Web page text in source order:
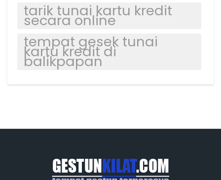
tarik tunai kartu kredit
secara online
tempat gesek tunai
kartu kredit di
balikpapan